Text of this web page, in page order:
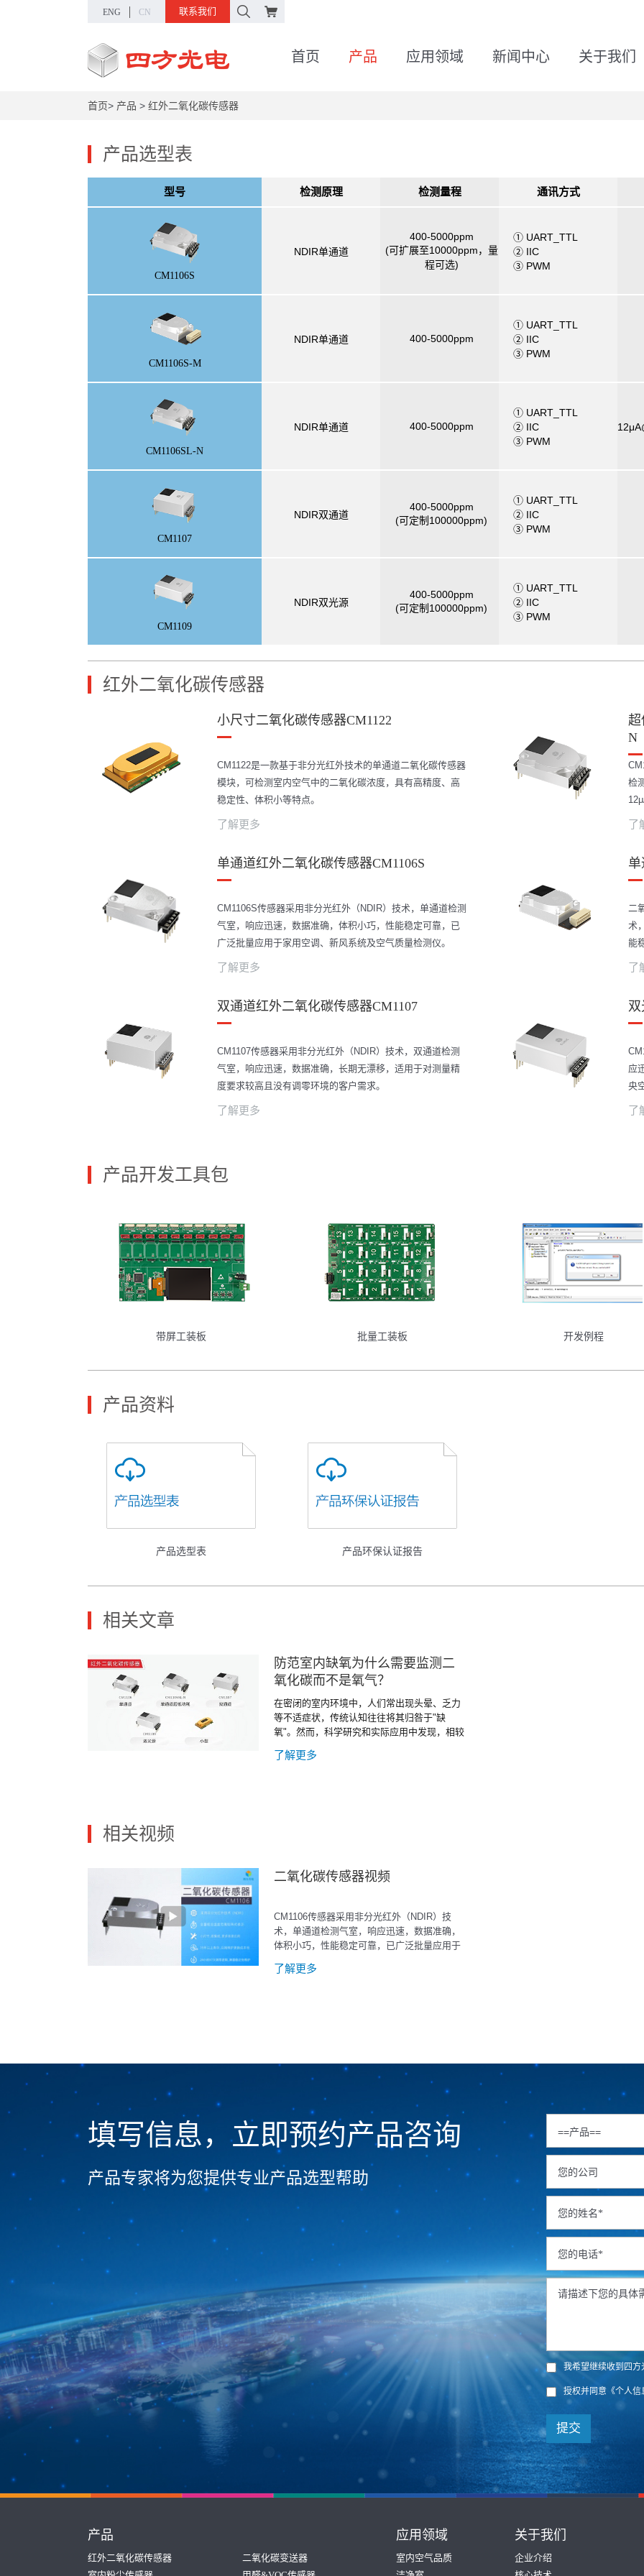
ENG CN 联系我们
首页 产品 应用领域 新闻中心 关于我们
首页> 产品 > 红外二氧化碳传感器
产品选型表
型号 检测原理 检测量程 通讯方式
CM1106S
NDIR单通道
400-5000ppm
(可扩展至10000ppm，量
程可选)
① UART_TTL
② IIC
③ PWM
CM1106S-M
NDIR单通道 400-5000ppm
① UART_TTL
② IIC
③ PWM
CM1106SL-N
NDIR单通道 400-5000ppm
① UART_TTL
② IIC
③ PWM
CM1107
NDIR双通道
400-5000ppm
(可定制100000ppm)
① UART_TTL
② IIC
③ PWM
CM1109
NDIR双光源
400-5000ppm
(可定制100000ppm)
① UART_TTL
② IIC
③ PWM
红外二氧化碳传感器
小尺寸二氧化碳传感器CM1122
CM1122是一款基于非分光红外技术的单通道二氧化碳传感器
模块，可检测室内空气中的二氧化碳浓度，具有高精度、高
稳定性、体积小等特点。
了解更多
N
检
单通道红外二氧化碳传感器CM1106S
CM1106S传感器采用非分光红外（NDIR）技术，单通道检测
气室，响应迅速，数据准确，体积小巧，性能稳定可靠，已
广泛批量应用于家用空调、新风系统及空气质量检测仪。
了解更多
二
术
能
双通道红外二氧化碳传感器CM1107
CM1107传感器采用非分光红外（NDIR）技术，双通道检测
气室，响应迅速，数据准确，长期无漂移，适用于对测量精
度要求较高且没有调零环境的客户需求。
了解更多
应
央
产品开发工具包
带屏工装板 批量工装板 开发例程
产品资料
产品选型表 产品环保认证报告
相关文章
防范室内缺氧为什么需要监测二
氧化碳而不是氧气？
在密闭的室内环境中，人们常出现头晕、乏力
等不适症状，传统认知往往将其归咎于"缺
氧"。然而，科学研究和实际应用中发现，相较
现象的直接原因。
了解更多
相关视频
二氧化碳传感器视频
CM1106传感器采用非分光红外（NDIR）技
术，单通道检测气室，响应迅速，数据准确，
体积小巧，性能稳定可靠，已广泛批量应用于
了解更多
填写信息，立即预约产品咨询
产品专家将为您提供专业产品选型帮助
我希望继续收到四
授权并同意 《个人
提交
产品
红外二氧化碳传感器
二氧化碳变送器
应用领域
室内空气品质
关于我们
企业介绍